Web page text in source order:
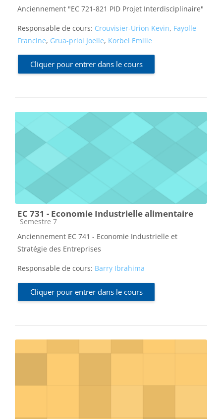
Anciennement "EC 721-821 PID Projet Interdisciplinaire"
Responsable de cours: Crouvisier-Urion Kevin, Fayolle
Francine, Grua-priol Joelle, Korbel Emilie
Cliquer pour entrer dans le cours
EC 731 - Economie Industrielle alimentaire
Catégorie de cours
Semestre 7
Anciennement EC 741 - Economie Industrielle et
Stratégie des Entreprises
Responsable de cours: Barry Ibrahima
Cliquer pour entrer dans le cours